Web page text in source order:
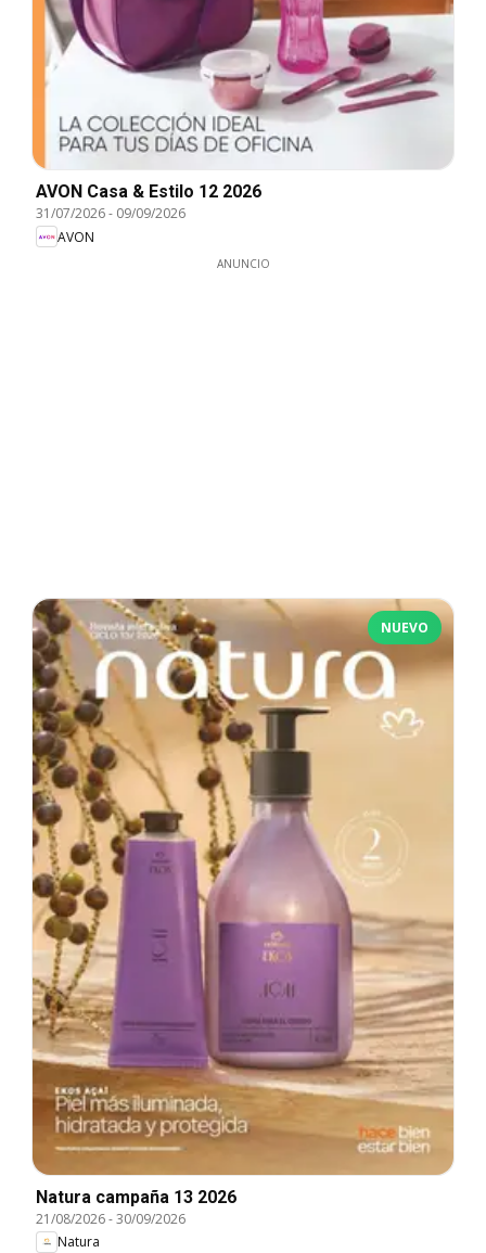
AVON Casa & Estilo 12 2026
31/07/2026- 09/09/2026
AVON
ANUNCIO
NUEVO
Natura campaña 13 2026
21/08/2026-30/09/2026
Natura